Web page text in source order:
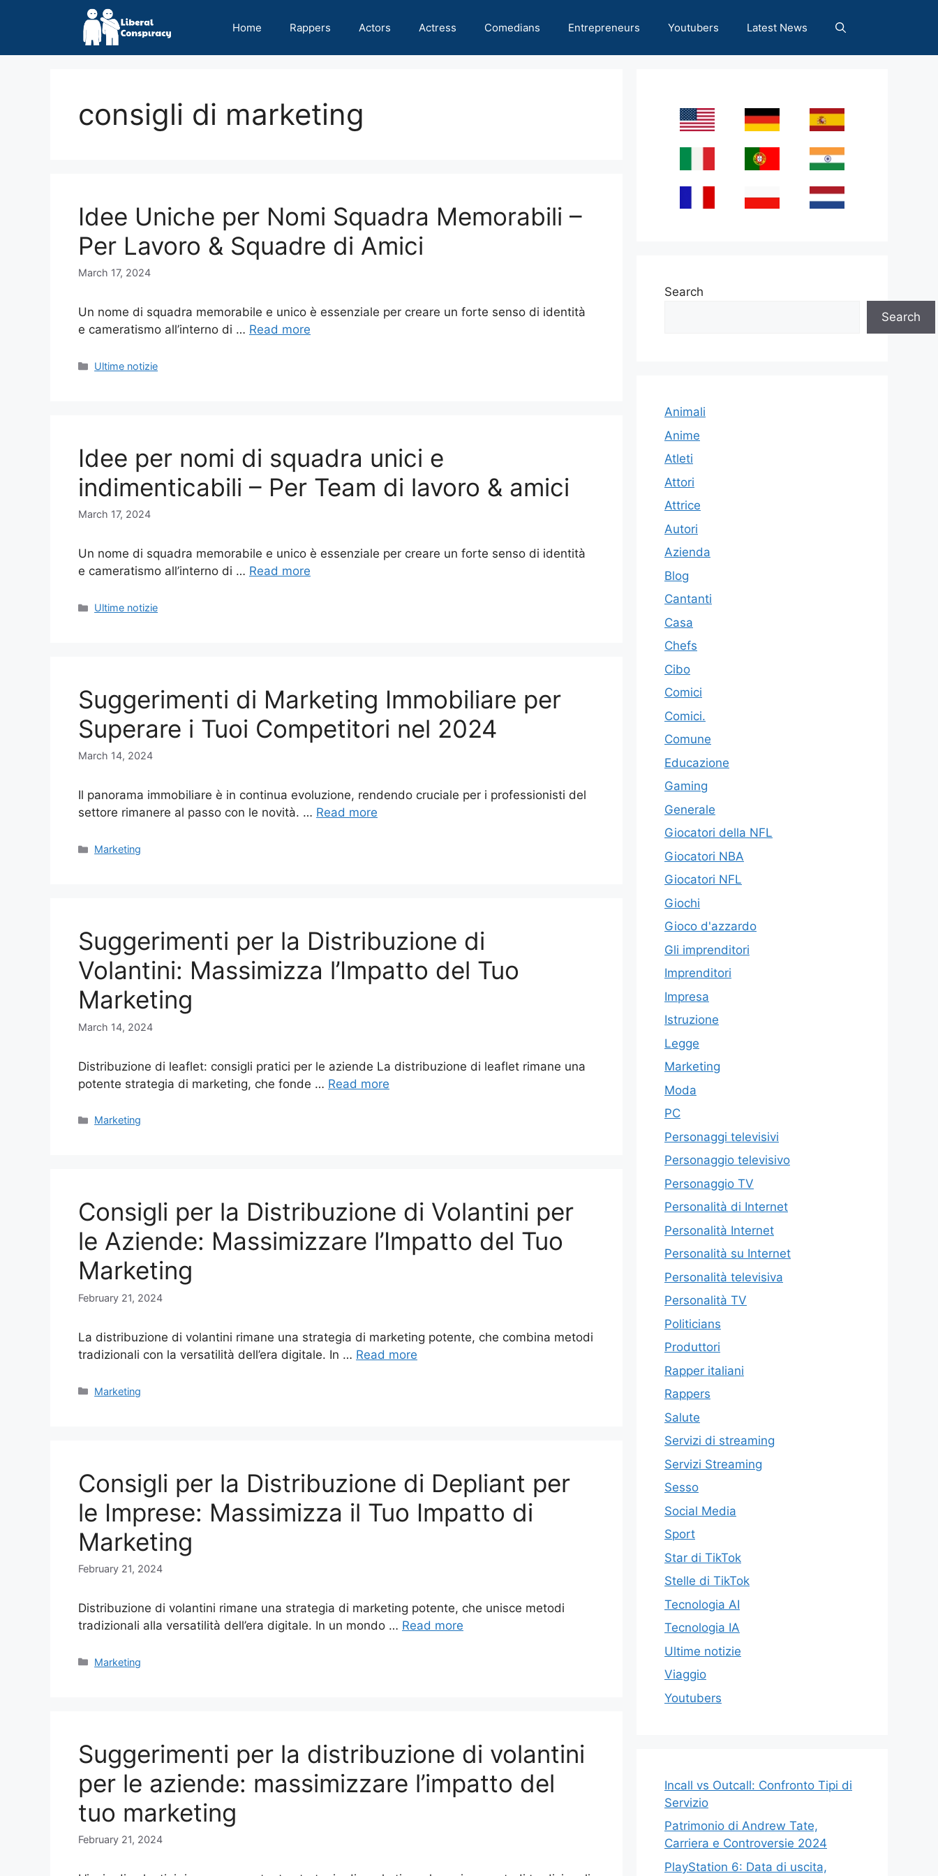
Home Rappers Actors Actress Comedians Entrepreneurs Youtubers Latest News
consigli di marketing
Idee Uniche per Nomi Squadra Memorabili –
Per Lavoro & Squadre di Amici
March 17, 2024
Un nome di squadra memorabile e unico è essenziale per creare un forte senso di identità
e cameratismo all’interno di … Read more
Categories
Ultime notizie
Idee per nomi di squadra unici e
indimenticabili – Per Team di lavoro & amici
March 17, 2024
Un nome di squadra memorabile e unico è essenziale per creare un forte senso di identità
e cameratismo all’interno di … Read more
Categories
Ultime notizie
Suggerimenti di Marketing Immobiliare per
Superare i Tuoi Competitori nel 2024
March 14, 2024
Il panorama immobiliare è in continua evoluzione, rendendo cruciale per i professionisti del
settore rimanere al passo con le novità. … Read more
Categories
Marketing
Suggerimenti per la Distribuzione di
Volantini: Massimizza l’Impatto del Tuo
Marketing
March 14, 2024
Distribuzione di leaflet: consigli pratici per le aziende La distribuzione di leaflet rimane una
potente strategia di marketing, che fonde … Read more
Categories
Marketing
Consigli per la Distribuzione di Volantini per
le Aziende: Massimizzare l’Impatto del Tuo
Marketing
February 21, 2024
La distribuzione di volantini rimane una strategia di marketing potente, che combina metodi
tradizionali con la versatilità dell’era digitale. In … Read more
Categories
Marketing
Consigli per la Distribuzione di Depliant per
le Imprese: Massimizza il Tuo Impatto di
Marketing
February 21, 2024
Distribuzione di volantini rimane una strategia di marketing potente, che unisce metodi
tradizionali alla versatilità dell’era digitale. In un mondo … Read more
Categories
Marketing
Suggerimenti per la distribuzione di volantini
per le aziende: massimizzare l’impatto del
tuo marketing
February 21, 2024
Search
Search
Animali
Anime
Atleti
Attori
Attrice
Autori
Azienda
Blog
Cantanti
Casa
Chefs
Cibo
Comici
Comici.
Comune
Educazione
Gaming
Generale
Giocatori della NFL
Giocatori NBA
Giocatori NFL
Giochi
Gioco d'azzardo
Gli imprenditori
Imprenditori
Impresa
Istruzione
Legge
Marketing
Moda
PC
Personaggi televisivi
Personaggio televisivo
Personaggio TV
Personalità di Internet
Personalità Internet
Personalità su Internet
Personalità televisiva
Personalità TV
Politicians
Produttori
Rapper italiani
Rappers
Salute
Servizi di streaming
Servizi Streaming
Sesso
Social Media
Sport
Star di TikTok
Stelle di TikTok
Tecnologia AI
Tecnologia IA
Ultime notizie
Viaggio
Youtubers
Incall vs Outcall: Confronto Tipi di
Servizio
Patrimonio di Andrew Tate,
Carriera e Controversie 2024
PlayStation 6: Data di uscita,